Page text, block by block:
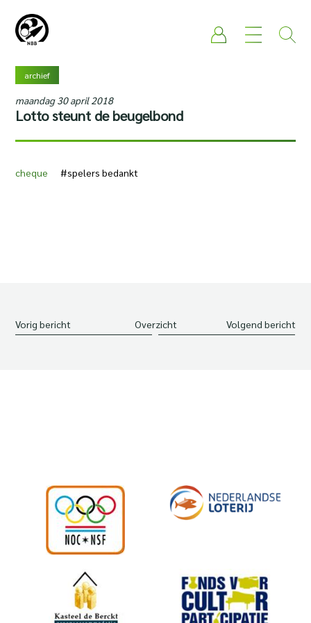
archief
maandag 30 april 2018
Lotto steunt de beugelbond
cheque #spelers bedankt
Vorig bericht Overzicht Volgend bericht